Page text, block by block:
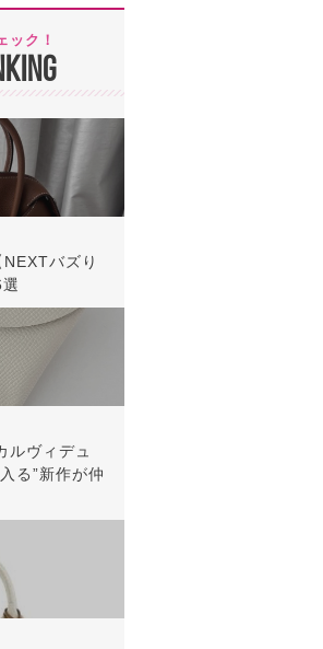
ック！
バズり
ルヴィデュ
る”新作が仲